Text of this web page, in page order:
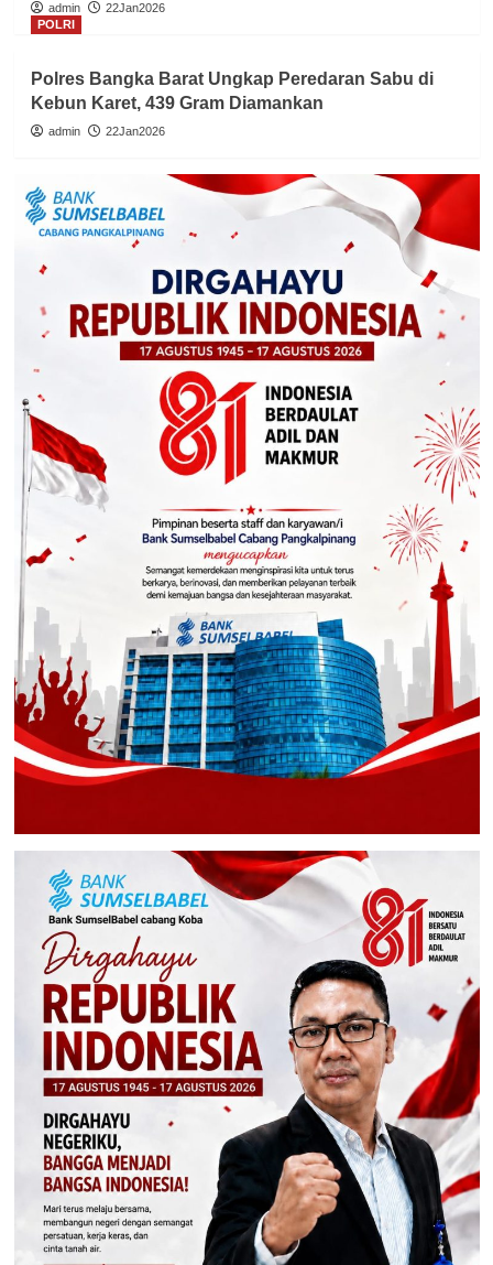
admin
22Jan2026
POLRI
Polres Bangka Barat Ungkap Peredaran Sabu di
Kebun Karet, 439 Gram Diamankan
admin 22Jan2026